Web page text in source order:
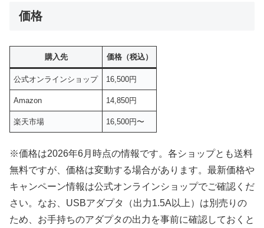
価格
購入先 価格（税込）
公式オンラインショップ 16,500円
Amazon 14,850円
楽天市場 16,500円〜
※価格は2026年6月時点の情報です。各ショップとも送料
無料ですが、価格は変動する場合があります。最新価格や
キャンペーン情報は公式オンラインショップでご確認くだ
さい。なお、USBアダプタ（出力1.5A以上）は別売りの
ため、お手持ちのアダプタの出力を事前に確認しておくと